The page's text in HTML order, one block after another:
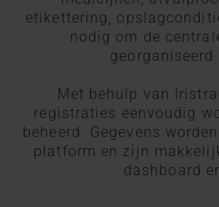
etikettering,
nodig om de
georganiseerd
Met behulp van
registraties eenvoudig
beheerd. Gegevens
platform en zijn
dashboard